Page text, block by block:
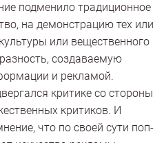
подменило традиционное
на демонстрацию тех или
или вещественного
создаваемую
и рекламой.
критике со стороны
критиков. И
что по своей сути поп-